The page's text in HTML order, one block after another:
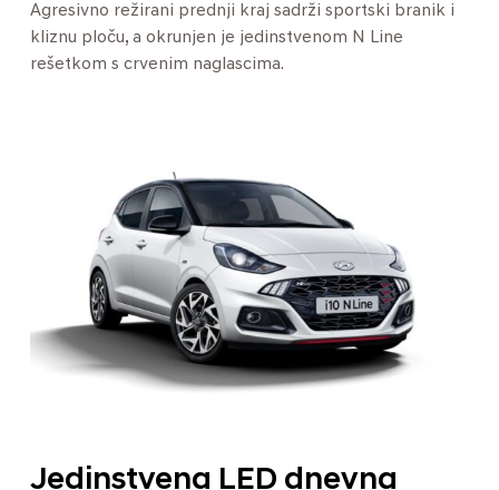
Agresivno režirani prednji kraj sadrži sportski branik i
kliznu ploču, a okrunjen je jedinstvenom N Line
rešetkom s crvenim naglascima.
Jedinstvena LED dnevna